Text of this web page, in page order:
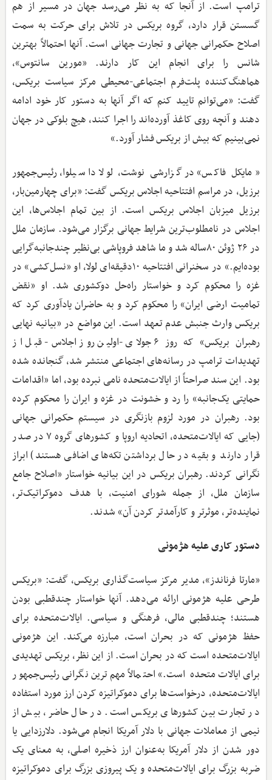
ترامپ است. از آنجا که به نظر می‌رسد جهان در مسیر از هم
گسستن قرار دارد، گروه بریکس در تلاش برای حرکت به سمت
اصلاح حکمرانی جهانی و تجارت جهانی است. آنها احتمالاً بهترین
شانس را برای انجام این کار دارند. «مورین سانتوس»،
هماهنگ‌کننده پلت‌فرم اجتماعی-محیطی مرکز سیاست بریکس،
گفت: «می‌توانم تایید کنم که اگر آنها به دستور کار خود ادامه
دهند و آنچه روی کاغذ آورده‌اند را اجرا کنند، هیچ بلوکی در جهان
نمی‌بینیم که بیش از بریکس فشار آورد.»
«مایکل فاکس» در گزارشی نوشت، لولا دا سیلوا، رئیس‌جمهور
برزیل، در مراسم افتتاحیه اجلاس بریکس گفت: «برای چهارمین‌بار،
برزیل میزبان اجلاس بریکس است. از بین تمام اجلاس‌ها، این
اجلاس در نامطلوب‌ترین شرایط جهانی برگزار می‌شود. سازمان ملل
در ۲۶ ژوئن ۸۰ساله شد و ما شاهد فروپاشی بی‌نظیر چندجانبه‌گرایی
بوده‌ایم.» در سخنرانی افتتاحیه ۱۰دقیقه‌ای لولا، او «نسل‌کشی» در
غزه را محکوم کرد و خواستار راه‌حل دوکشوری شد. او «نقض
تمامیت ارضی ایران» را محکوم کرد و به حاضران یادآوری کرد که
بریکس وارث جنبش عدم تعهد است. این مواضع در «بیانیه نهایی
رهبران بریکس» که روز ۶ جولای -اولین روز اجلاس- قبل از
تهدیدات ترامپ در رسانه‌های اجتماعی منتشر شد، گنجانده شده
بود. این سند صراحتاً از ایالات‌متحده نامی نبرده بود، اما «اقدامات
حمایتی یک‌جانبه» را رد و خشونت در غزه و ایران را محکوم کرده
بود. رهبران در مورد لزوم بازنگری در سیستم حکمرانی جهانی
(جایی که ایالات‌متحده، اتحادیه اروپا و کشورهای گروه ۷ در صدر
قرار دارند و بقیه در حال برداشتن تکه‌های اضافی هستند) ابراز
نگرانی کردند. رهبران بریکس در این بیانیه خواستار «اصلاح جامع
سازمان ملل، از جمله شورای امنیت، با هدف دموکراتیک‌تر،
نماینده‌تر، موثرتر و کارآمدتر کردن آن» شدند.
دستور کاری علیه هژمونی
«مارتا فرناندز»، مدیر مرکز سیاست‌گذاری بریکس، گفت: «بریکس
طرحی علیه هژمونی ارائه می‌دهد. آنها خواستار چندقطبی بودن
هستند؛ چندقطبی مالی، فرهنگی و سیاسی. ایالات‌متحده برای
حفظ هژمونی‌ که در بحران است، مبارزه می‌کند. این هژمونی
ایالات‌متحده است که در بحران است. از این نظر، بریکس تهدیدی
برای ایالات‌متحده است.» احتمالاً مهم‌ترین نگرانی رئیس‌جمهور
ایالات‌متحده، درخواست‌ها برای دموکراتیزه کردن ارز مورد استفاده
در تجارت بین کشورهای بریکس است. در حال حاضر، بیش از
نیمی از معاملات جهانی با دلار آمریکا انجام می‌شود. دلارزدایی یا
دور شدن از دلار آمریکا به‌عنوان ارز ذخیره اصلی، به معنای یک
ضربه بزرگ برای ایالات‌متحده و یک پیروزی بزرگ برای دموکراتیزه